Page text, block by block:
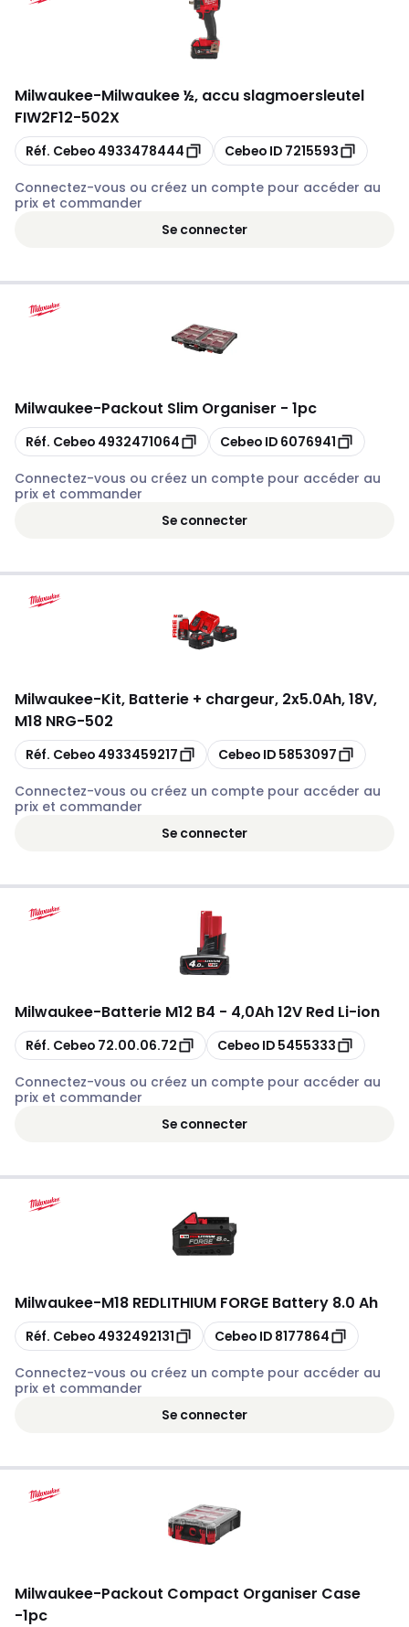
Milwaukee-Milwaukee ½, accu slagmoersleutel
FIW2F12-502X
Copier
Réf. Cebeo 4933478444 Copier
Cebeo ID 7215593
Connectez-vous ou créez un compte pour accéder au
prix et commander
Se connecter
Milwaukee-Packout Slim Organiser - 1pc
Copier
Réf. Cebeo 4932471064 Copier
Cebeo ID 6076941
Connectez-vous ou créez un compte pour accéder au
prix et commander
Se connecter
Milwaukee-Kit, Batterie + chargeur, 2x5.0Ah, 18V,
M18 NRG-502
Copier
Réf. Cebeo 4933459217 Copier
Cebeo ID 5853097
Connectez-vous ou créez un compte pour accéder au
prix et commander
Se connecter
Milwaukee-Batterie M12 B4 - 4,0Ah 12V Red Li-ion
Copier
Réf. Cebeo 72.00.06.72 Copier
Cebeo ID 5455333
Connectez-vous ou créez un compte pour accéder au
prix et commander
Se connecter
Milwaukee-M18 REDLITHIUM FORGE Battery 8.0 Ah
Copier
Réf. Cebeo 4932492131 Copier
Cebeo ID 8177864
Connectez-vous ou créez un compte pour accéder au
prix et commander
Se connecter
Milwaukee-Packout Compact Organiser Case
-1pc